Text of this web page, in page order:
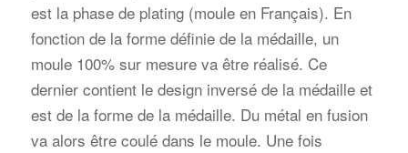
est la phase de plating (moule en Français). En
fonction de la forme définie de la médaille, un
moule 100% sur mesure va être réalisé. Ce
dernier contient le design inversé de la médaille et
est de la forme de la médaille. Du métal en fusion
va alors être coulé dans le moule. Une fois